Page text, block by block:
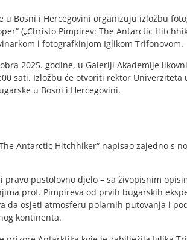
u Bosni i Hercegovini organizuju izložbu
(„Christo Pimpirev: The Antarctic
i fotografkinjom Iglikom Trifonovom.
2025. godine, u Galeriji Akademije
sati. Izložbu će otvoriti rektor
u Bosni i Hercegovini.
Antarctic Hitchhiker“ napisao zajedno s
pustolovno djelo – sa živopisnim
prof. Pimpireva od prvih bugarskih
da osjeti atmosferu polarnih putovanja i
kontinenta.